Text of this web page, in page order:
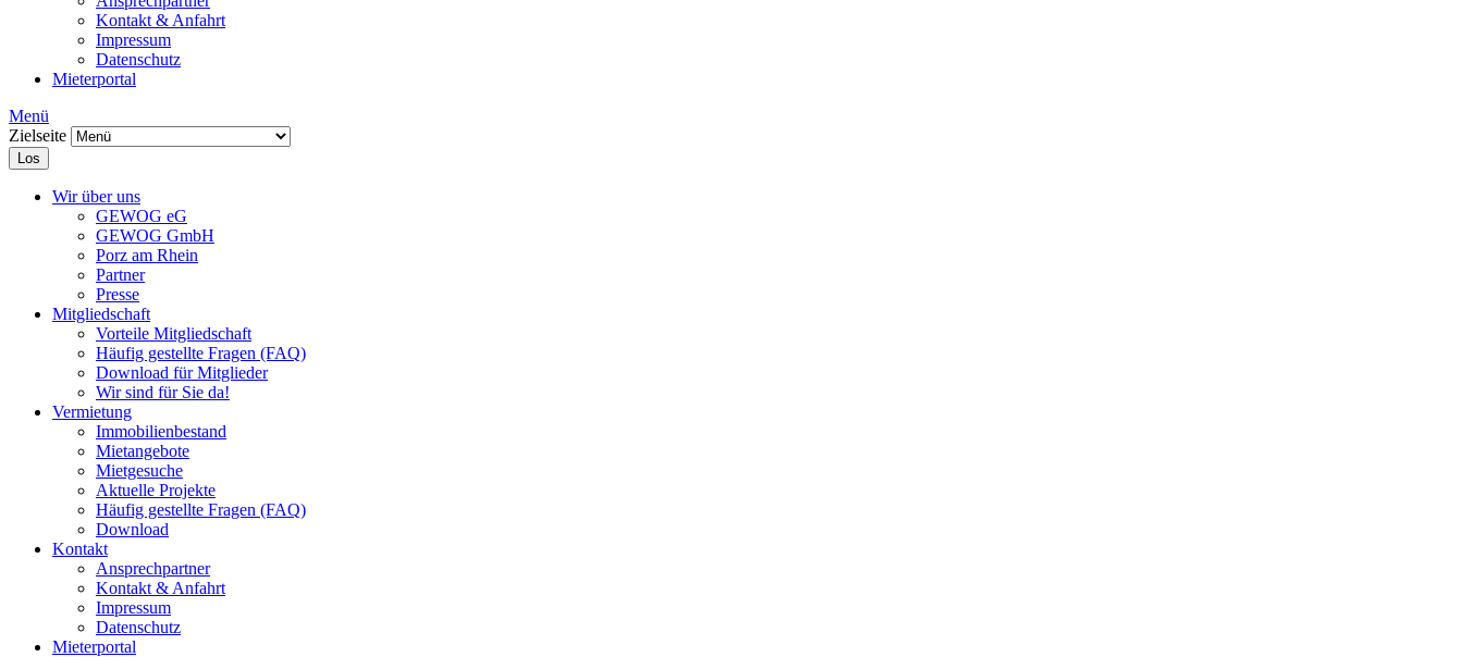
Kontakt & Anfahrt
Impressum
Datenschutz
Mieterportal
Menü
Zielseite
Los
Wir über uns
GEWOG eG
GEWOG GmbH
Porz am Rhein
Partner
Presse
Mitgliedschaft
Vorteile Mitgliedschaft
Häufig gestellte Fragen (FAQ)
Download für Mitglieder
Wir sind für Sie da!
Vermietung
Immobilienbestand
Mietangebote
Mietgesuche
Aktuelle Projekte
Häufig gestellte Fragen (FAQ)
Download
Kontakt
Ansprechpartner
Kontakt & Anfahrt
Impressum
Datenschutz
Mieterportal